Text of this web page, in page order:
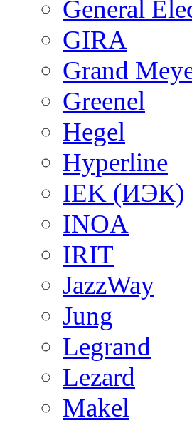
General
GIRA
Grand
Greenel
Hegel
Hyperline
IEK (ИЭК)
INOA
IRIT
JazzWay
Jung
Legrand
Lezard
Makel